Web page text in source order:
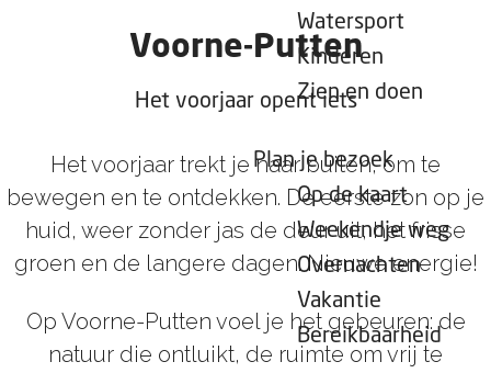
Watersport
Kinderen
Zien en doen
Plan je bezoek
Op de kaart
Weekendje weg
Overnachten
Vakantie
Bereikbaarheid
Voorne-Putten
Het voorjaar opent iets
Het voorjaar trekt je naar buiten, om te
bewegen en te ontdekken. De eerste zon op je
huid, weer zonder jas de deur uit, het frisse
groen en de langere dagen. Nieuwe energie!
Op Voorne-Putten voel je het gebeuren: de
natuur die ontluikt, de ruimte om vrij te